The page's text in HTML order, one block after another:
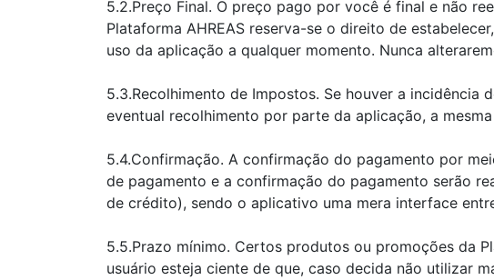
5.2.Preço Final. O preço pago por você é final e não
Plataforma AHREAS reserva-se o direito de
uso da aplicação a qualquer momento. Nunca
5.3.Recolhimento de Impostos. Se houver a incidência
eventual recolhimento por parte da aplicação, a
5.4.Confirmação. A confirmação do pagamento por
de pagamento e a confirmação do pagamento serão
de crédito), sendo o aplicativo uma mera interface
5.5.Prazo mínimo. Certos produtos ou promoções da
usuário esteja ciente de que, caso decida não utilizar